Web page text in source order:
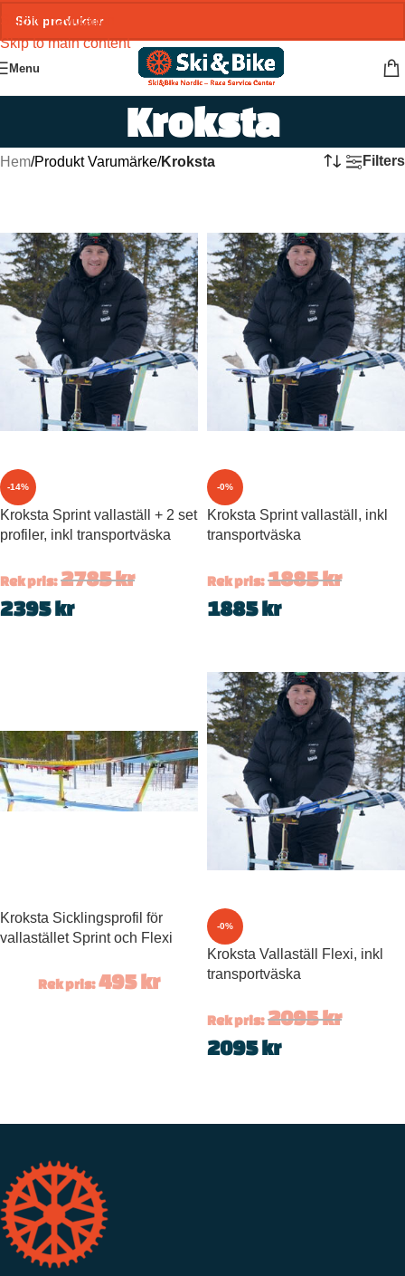
Skip to navigation
Skip to main content
Menu
Kroksta
Hem/Produkt Varumärke/Kroksta Filters
-14%
Kroksta Sprint vallaställ + 2 set
profiler, inkl transportväska
Rek pris: 2785kr
2395kr
-0%
Kroksta Sprint vallaställ, inkl
transportväska
Rek pris: 1885kr
1885kr
Kroksta Sicklingsprofil för
vallastället Sprint och Flexi
Rek pris: 495kr
-0%
Kroksta Vallaställ Flexi, inkl
transportväska
Rek pris: 2095kr
2095kr